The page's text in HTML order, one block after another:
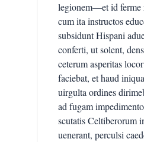
legionem—et id ferme
cum ita instructos
subsidunt Hispani
conferti, ut solent,
ceterum asperitas
faciebat, et haud
uirgulta ordines
ad fugam
scutatis Celtiberorum
uenerant, perculsi